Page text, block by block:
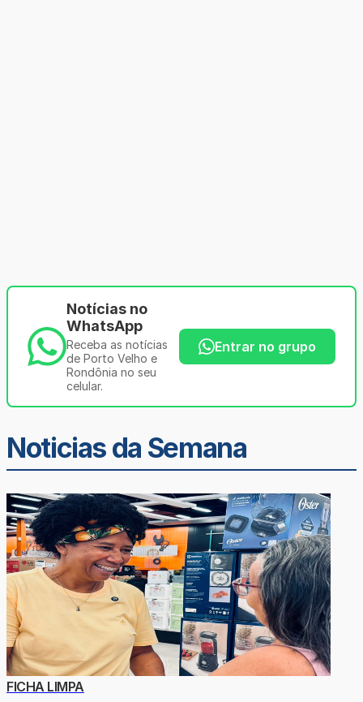
Notícias no
WhatsApp
Receba as notícias
de Porto Velho e
Rondônia no seu
celular.
Entrar no grupo
Noticias da Semana
FICHA LIMPA